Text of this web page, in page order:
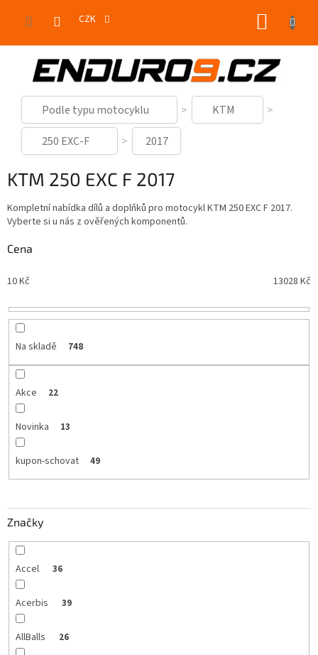
CZK
Podle typu motocyklu
KTM
250 EXC-F
2017
KTM 250 EXC F 2017
Kompletní nabídka dílů a doplňků pro motocykl KTM 250 EXC F 2017.
Vyberte si u nás z ověřených komponentů.
Cena
10Kč 13028 Kč
Na skladě 748
Akce 22
Novinka 13
kupon-schovat 49
Značky
Accel 36
Acerbis 39
AllBalls 26